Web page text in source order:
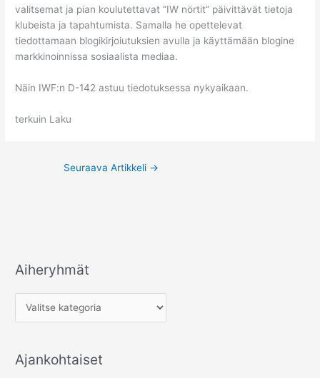
valitsemat ja pian koulutettavat ”IW nörtit” päivittävät tietoja
klubeista ja tapahtumista. Samalla he opettelevat
tiedottamaan blogikirjoiutuksien avulla ja käyttämään blogine
markkinoinnissa sosiaalista mediaa.
Näin IWF:n D-142 astuu tiedotuksessa nykyaikaan.
terkuin Laku
Seuraava Artikkeli →
Aiheryhmät
A
e
y
Ajankohtaiset